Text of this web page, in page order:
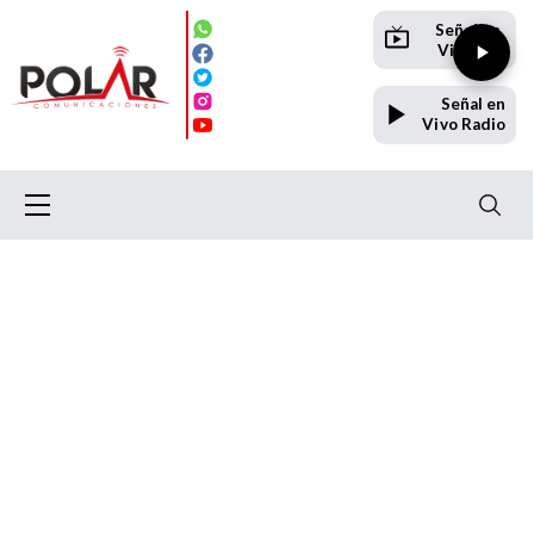
Señal en
Vivo TV
Señal en
Vivo Radio